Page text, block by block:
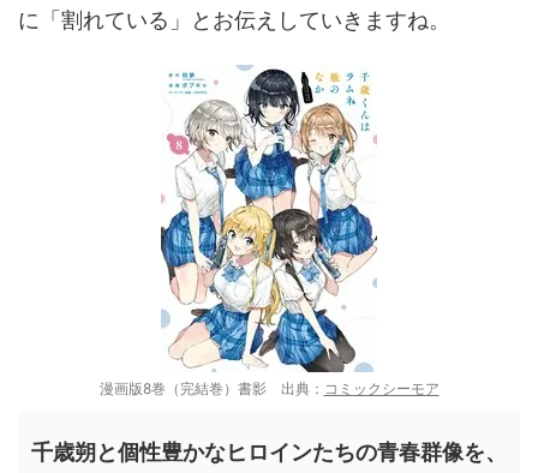
に「割れている」とお伝えしていきますね。
漫画版8巻（完結巻）書影 出典： コミックシーモア
千歳朔と個性豊かなヒロインたちの青春群像を、